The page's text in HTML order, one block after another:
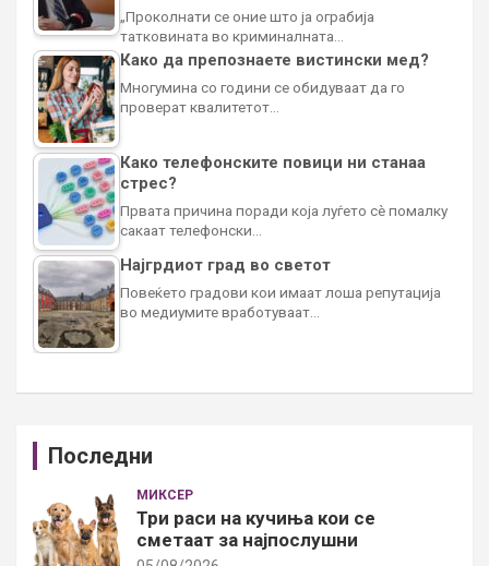
„Проколнати се оние што ја ограбија
татковината во криминалната…
Како да препознаете вистински мед?
Многумина со години се обидуваат да го
проверат квалитетот…
Како телефонските повици ни станаа
стрес?
Првата причина поради која луѓето сè помалку
сакаат телефонски…
Најгрдиот град во светот
Повеќето градови кои имаат лоша репутација
во медиумите вработуваат…
Последни
МИКСЕР
Три раси на кучиња кои се
сметаат за најпослушни